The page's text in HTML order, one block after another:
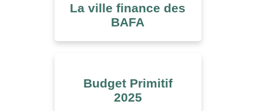
La ville finance des
BAFA
Budget Primitif
2025